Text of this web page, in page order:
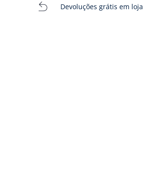
Devoluções grátis em loja